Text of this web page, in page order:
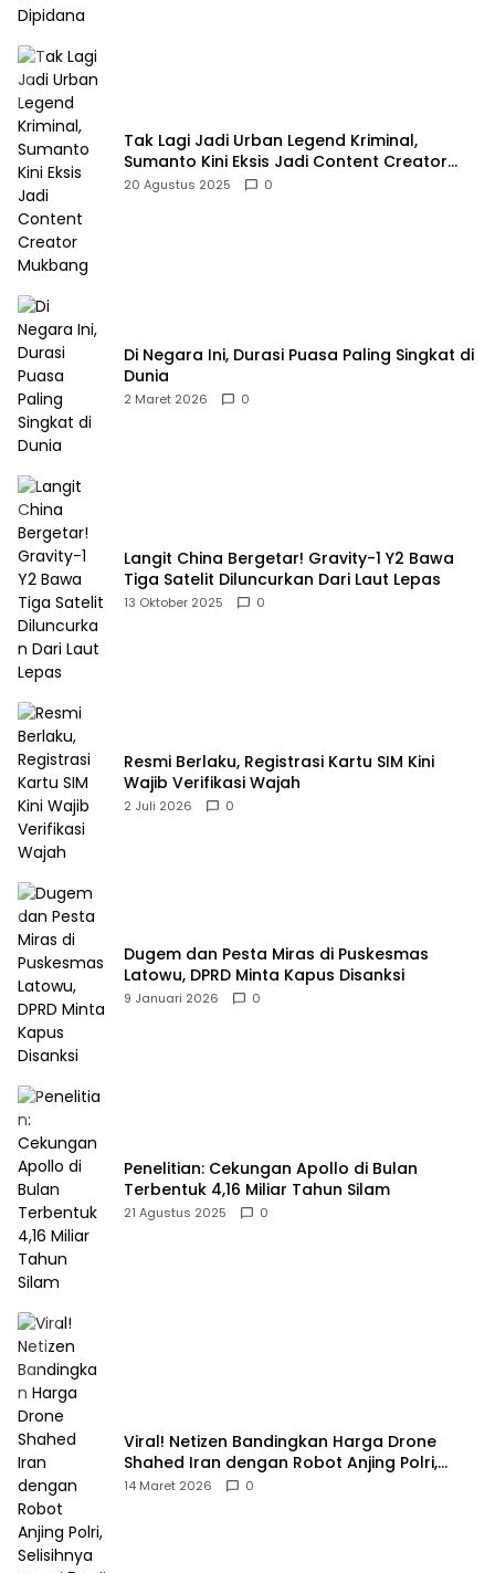
Tak Lagi Jadi Urban Legend Kriminal,
Sumanto Kini Eksis Jadi Content Creator
Mukbang
20 Agustus 2025 0
Di Negara Ini, Durasi Puasa Paling Singkat di
Dunia
2 Maret 2026 0
Langit China Bergetar! Gravity-1 Y2 Bawa
Tiga Satelit Diluncurkan Dari Laut Lepas
13 Oktober 2025 0
Resmi Berlaku, Registrasi Kartu SIM Kini
Wajib Verifikasi Wajah
2 Juli 2026 0
Dugem dan Pesta Miras di Puskesmas
Latowu, DPRD Minta Kapus Disanksi
9 Januari 2026 0
Penelitian: Cekungan Apollo di Bulan
Terbentuk 4,16 Miliar Tahun Silam
21 Agustus 2025 0
Viral! Netizen Bandingkan Harga Drone
Shahed Iran dengan Robot Anjing Polri,
Selisihnya Capai 5 Kali Lipat
14 Maret 2026 0